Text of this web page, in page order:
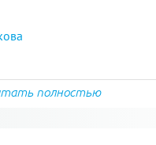
полностью